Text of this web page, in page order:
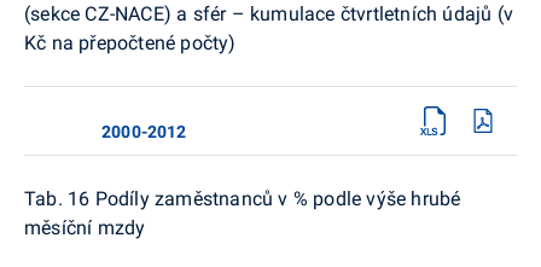
(sekce CZ-NACE) a sfér – kumulace čtvrtletních údajů (v
Kč na přepočtené počty)
2000-2012
Tab. 16 Podíly zaměstnanců v % podle výše hrubé
měsíční mzdy